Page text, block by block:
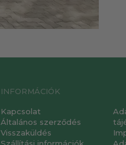
INFORMÁCIÓK
Kapcsolat
Általános szerződés
Visszaküldés